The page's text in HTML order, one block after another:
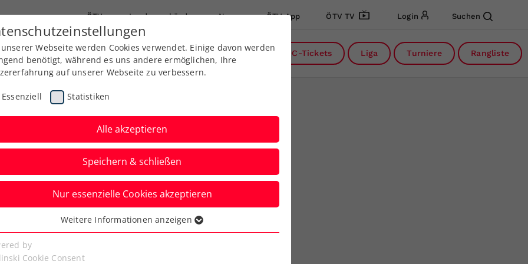
ÖTV Landesverbände News ÖTV App ÖTV TV Login Suchen
Ausbildung Services Über uns Kreise DC-Tickets Liga Turniere Rangliste
Prominente
ServusTV on ProAm
Webseite werden Cookies verwendet. Einige davon werden
benötigt, während es uns andere ermöglichen, Ihre
auf unserer Webseite zu verbessern.
Essenziell Statistiken
Alle akzeptieren
Speichern & schließen
Nur essenzielle Cookies akzeptieren
Cookies werden für grundlegende Funktionen der
benötigt. Dadurch ist gewährleistet, dass die Webseite
Weitere Informationen anzeigen
by
Cookie Consent